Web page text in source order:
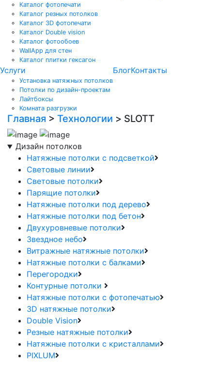
Каталог фотопечати
Каталог резных потолков
Каталог 3D фотопечати
Каталог Double vision
Каталог фотообоев
WallApp для стен
Каталог плитки гексагон
Услуги
Установка натяжных потолков
Потолки по дизайн-проектам
Лайтбоксы
Комната разгрузки
БлогКонтакты
Главная > Технологии > SLOTT
Дизайн потолков
Натяжные потолки с подсветкой
Световые линии
Световые потолки
Парящие потолки
Натяжные потолки под дерево
Натяжные потолки под бетон
Двухуровневые потолки
Звездное небо
Витражные натяжные потолки
Натяжные потолки с балками
Перегородки
Контурные потолки
Натяжные потолки с фотопечатью
3D натяжные потолки
Double Vision
Резные натяжные потолки
Натяжные потолки с кристаллами
PIXLUM